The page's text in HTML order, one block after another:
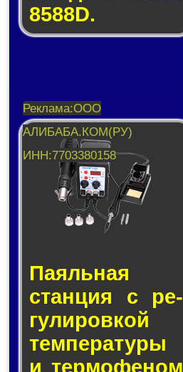
8588D.
Паяльная
стан­ция с ре­
гу­ли­ров­кой
тем­пе­ра­ту­ры
и тер­мо­фе­ном